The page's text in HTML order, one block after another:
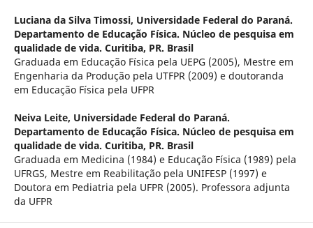
Luciana da Silva Timossi, Universidade Federal do Paraná.
Departamento de Educação Física. Núcleo de pesquisa em
qualidade de vida. Curitiba, PR. Brasil
Graduada em Educação Física pela UEPG (2005), Mestre em
Engenharia da Produção pela UTFPR (2009) e doutoranda
em Educação Física pela UFPR
Neiva Leite, Universidade Federal do Paraná.
Departamento de Educação Física. Núcleo de pesquisa em
qualidade de vida. Curitiba, PR. Brasil
Graduada em Medicina (1984) e Educação Física (1989) pela
UFRGS, Mestre em Reabilitação pela UNIFESP (1997) e
Doutora em Pediatria pela UFPR (2005). Professora adjunta
da UFPR